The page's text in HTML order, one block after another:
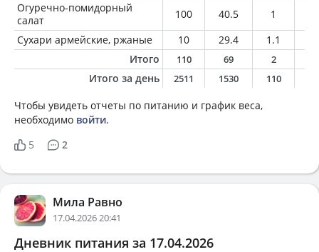
Огуречно-помидорный
салат
100 40.5 1
Сухари армейские, ржаные
10 29.4 1.1
Итого
110 69 2
Итого за день 2511 1530 110
Чтобы увидеть отчеты по питанию и график веса,
необходимо войти.
5
2
Мила Равно
17.04.2026 20:41
Дневник питания за 17.04.2026